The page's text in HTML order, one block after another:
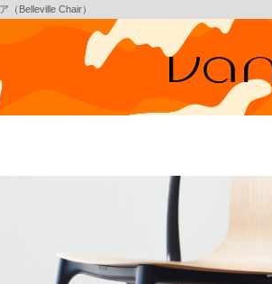
（Belleville Chair）